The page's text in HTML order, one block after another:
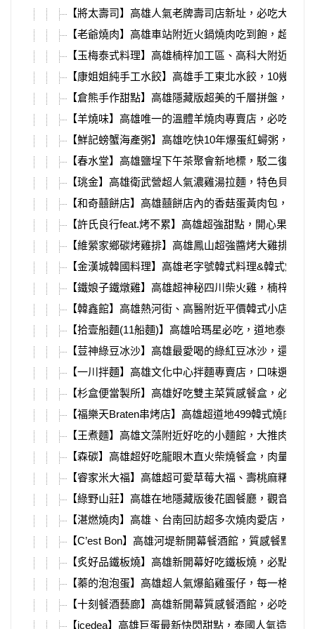
【將太壽司】高雄人氣老牌壽司店新址，必吃大塊
【老爺燒肉】高雄車站附近火鍋燒肉吃到飽，超多
【玉梅泰式料理】高雄楠梓加工區、高科大附近，
【康姐姐純手工水餃】高雄手工東北水餃，10幾種
【倉熊手作甜點】高雄隱藏版超美的千層拼盤，超
【羊燒味】高雄唯一的溫體羊燒肉專賣店，必吃每
【鮮記螃蟹海產粥】高雄吃快10年爆蛋紅蟳粥，百
【春水堂】高雄鹽埕下午茶聚會新地標，駁二復古
【珧金】高雄衛武營超人氣濃雞湯拉麵，特色貝塩
【和奇囍餅店】高雄囍餅店內的香菇蛋黃肉包，在
【許氏良行feat.烤不累】高雄超強甜點，開心果布蕾
【維縈家鄉碳烤雞排】高雄鳳山超強醬烤大雞排，
【金漢城韓國料理】高雄老字號韓式料理&韓式燒肉
【鐵娘子鐵燉雞】高雄超神秘四川柴火雞，楠梓高
【韓鑫館】高雄熱河街、高醫附近平價韓式小店，
【拾壹船麵(11船麵)】高雄哈瑪星必吃，道地泰國船
【荳神綠豆冰沙】高雄最愛喝的綠紅豆冰沙，還可
【一川拌麵】高雄文化中心拌麵專賣店，口味選擇
【杉盒便當製所】高雄好吃雙主菜質感餐盒，必吃
【福樂天Braten串烤店】高雄超道地499韓式燒肉吃
【王煮麵】高雄文藻附近好吃的小麵館，大推肉燥
【森碳】高雄超好吃龍眼木直火柴燒餐盒，肉量滿
【睿家米大福】高雄超可愛草莓大福、壽桃麻糬，
【綠野山莊】高雄在地隱藏版後花園餐廳，觀音山
【湛燃燒肉】高雄、台南回訪超多次燒肉愛店，必
【C’est Bon】高雄河堤新開幕餐酒館，質感餐點、
【炙好品鐵板燒】高雄新開幕好吃鐵板燒，必點雙人
【蓁的泡泡蛋】高雄超人氣爆餡雞蛋仔，每一格餡料
【十刻餐酒藝廊】高雄新開幕質感餐酒館，必吃超強
【icedea】高雄巨蛋最新快閃甜點，泰國人氣造型冰